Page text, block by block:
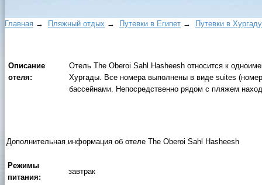
Главная → Пляжный отдых → Путевки в Египет → Путевки в Xуpгaду
Описание
отеля:
Отель The Oberoi Sahl Hasheesh относится к
Хургады. Все номера выполнены в виде suites
бассейнами. Непосредственно рядом с пляжем
Дополнительная информация об отеле The Oberoi Sahl Hasheesh
Режимы
питания:
завтрак